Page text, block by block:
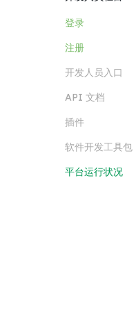
登录
注册
开发人员入口
API 文档
插件
软件开发工具包
平台运行状况